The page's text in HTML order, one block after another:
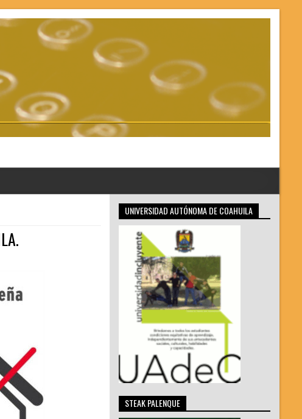
UNIVERSIDAD AUTÓNOMA DE COAHUILA
STEAK PALENQUE